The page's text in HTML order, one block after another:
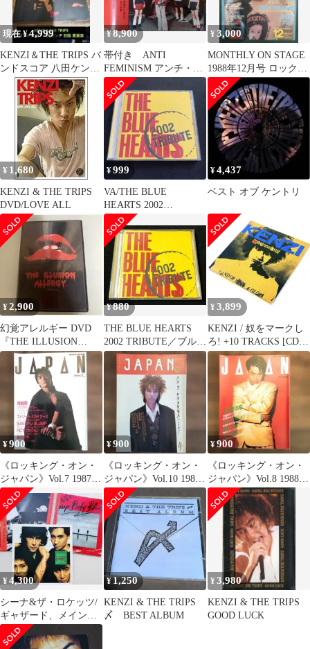
現在 ¥4,999
KENZI＆THE TRIPS バ
ンドスコア 八田ケンヂ
初版 貴重楽
¥ 8,900
帯付き ANTI
FEMINISM アンチ・フ
ェミニズム 狂犯・差
別・非日常的
¥3,000
MONTHLY ON STAGE
1988年12月号 ロック雑
誌
¥ 1,680
KENZI & THE TRIPS
DVD/LOVE ALL
¥999
VA/THE BLUE
HEARTS 2002
TRIBUTE
¥4,437
ベスト オブ ケントリ
¥2,900
幻覚アレルギー DVD
『THE ILLUSION
ALLERGY』
¥880
THE BLUE HEARTS
2002 TRIBUTE／ブルー
ハーツ／極美盤
¥ 3,899
KENZI / 奴をマークし
ろ! +10 TRACKS [CD]
アルバム
¥900
《ロッキング・オン・
ジャパン》Vol.7 1987年
11月
¥900
《ロッキング・オン・
ジャパン》Vol.10 1988
年4月
¥900
《ロッキング・オン・
ジャパン》Vol.8 1988年
1月
¥4,300
シーナ&ザ・ロケッツ/
ギャザード、メインソ
ングス、ピンナップベ
イビーブルース
¥1,250
KENZI & THE TRIPS
〆 BEST ALBUM
¥3,980
KENZI & THE TRIPS
GOOD LUCK